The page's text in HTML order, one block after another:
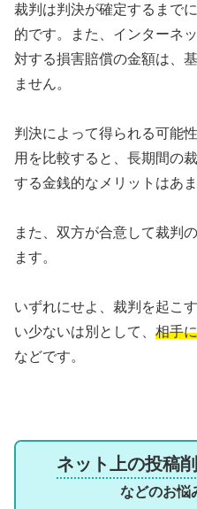
裁判は判決が確定するまで
的です。また、インターネ
対する損害賠償の金額は、
ません。
判決によって得られる可能
用を比較すると、長期間の
する金銭的なメリットはあ
また、双方が合意して裁判
ます。
いずれにせよ、裁判を起こ
い少ないは別として、 相手
などです。
ネット上の投稿
などのお悩